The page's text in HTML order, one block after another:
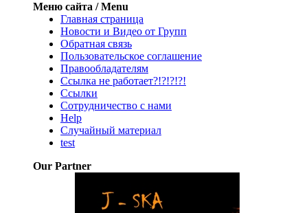
Меню сайта / Menu
Главная страница
Новости и Видео от Групп
Обратная связь
Пользовательское соглашение
Правообладателям
Ссылка не работает?!?!?!?!
Ссылки
Сотрудничество с нами
Help
Cлучайный материал
test
Our Partner